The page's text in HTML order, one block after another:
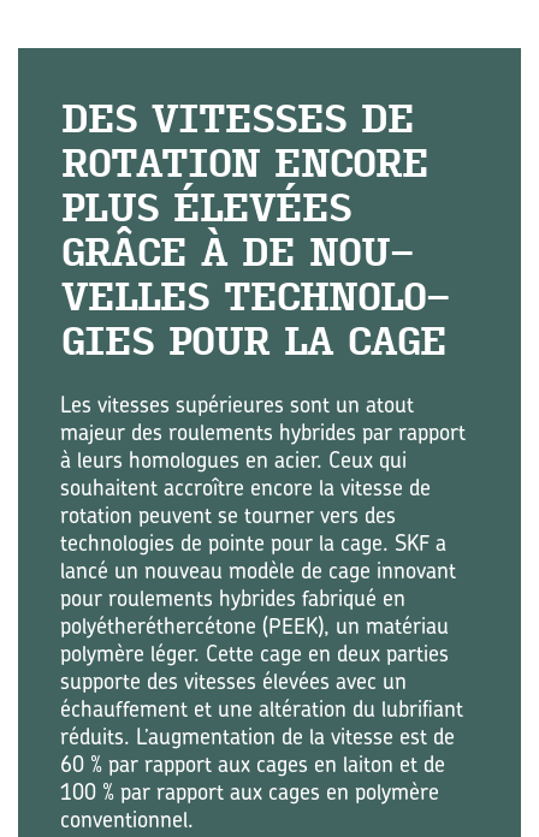
DES VI­TESSES DE
RO­TA­TION EN­CORE
PLUS ÉLE­VÉES
GRÂCE À DE NOU­
VELLES TECH­NO­LO­
GIES POUR LA CAGE
Les vitesses supérieures sont un atout
majeur des roulements hybrides par rapport
à leurs homologues en acier. Ceux qui
souhaitent accroître encore la vitesse de
rotation peuvent se tourner vers des
technologies de pointe pour la cage. SKF a
lancé un nouveau modèle de cage innovant
pour roulements hybrides fabriqué en
polyétheréthercétone (PEEK), un matériau
polymère léger. Cette cage en deux parties
supporte des vitesses élevées avec un
échauffement et une altération du lubrifiant
réduits. L’augmentation de la vitesse est de
60 % par rapport aux cages en laiton et de
100 % par rapport aux cages en polymère
conventionnel.